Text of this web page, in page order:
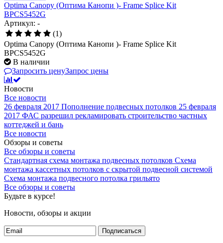
Optima Canopy (Оптима Канопи )- Frame Splice Kit
BPCS5452G
Артикул: -
(1)
Optima Canopy (Оптима Канопи )- Frame Splice Kit
BPCS5452G
В наличии
Запросить ценуЗапрос цены
Новости
Все новости
26 февраля 2017 Пополнение подвесных потолков 25 февраля
2017 ФАС разрешил рекламировать строительство частных
коттеджей и бань
Все новости
Обзоры и советы
Все обзоры и советы
Стандартная схема монтажа подвесных потолков Схема
монтажа кассетных потолков с скрытой подвесной системой
Схема монтажа подвесного потолка грильято
Все обзоры и советы
Будьте в курсе!
Новости, обзоры и акции
Подписаться